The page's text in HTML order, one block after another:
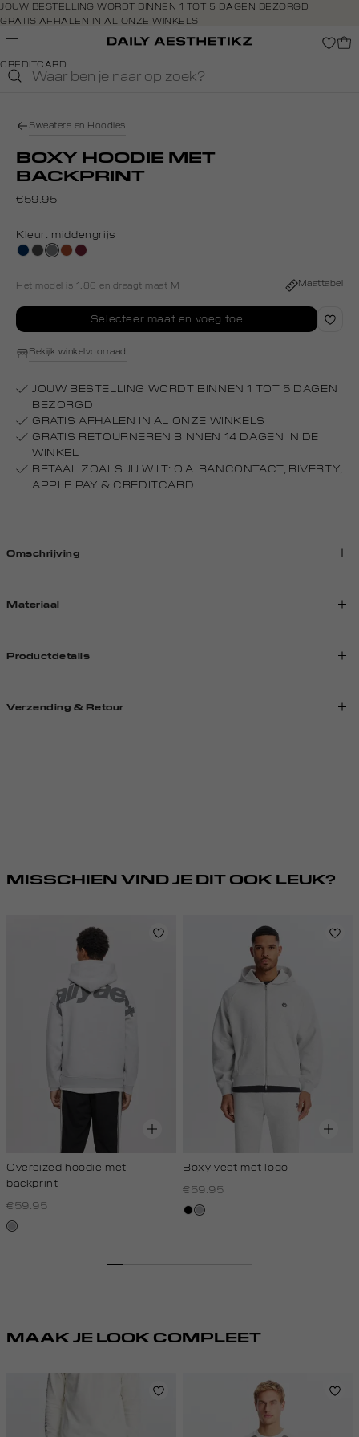
Navigeer
direct naar
de
Open de
direct
footer
JOUW BESTELLING WORDT BINNEN 1 TOT 5 DAGEN BEZORGD
GRATIS AFHALEN IN AL ONZE WINKELS
GRATIS RETOURNEREN BINNEN 14 DAGEN IN DE WINKEL
BETAAL ZOALS JIJ WILT: O.A. BANCONTACT, RIVERTY, APPLE PAY &
CREDITCARD
Sweaters en Hoodies
BOXY HOODIE MET
BACKPRINT
€59.95
Kleur: middengrijs
donkerblauw
donkergrijs
middengrijs
bruinbordeaux
Het model is 1.86 en draagt maat M Maattabel
Selecteer maat en voeg toe
Bekijk winkelvoorraad
JOUW BESTELLING WORDT BINNEN 1 TOT 5 DAGEN
BEZORGD
GRATIS AFHALEN IN AL ONZE WINKELS
GRATIS RETOURNEREN BINNEN 14 DAGEN IN DE
WINKEL
BETAAL ZOALS JIJ WILT: O.A. BANCONTACT, RIVERTY,
APPLE PAY & CREDITCARD
Omschrijving
Materiaal
Productdetails
Verzending & Retour
MISSCHIEN VIND JE DIT OOK LEUK?
Oversized hoodie met
backprint
€59.95
grijs,
Boxy vest met logo
€59.95
zwart
grijs,
MAAK JE LOOK COMPLEET